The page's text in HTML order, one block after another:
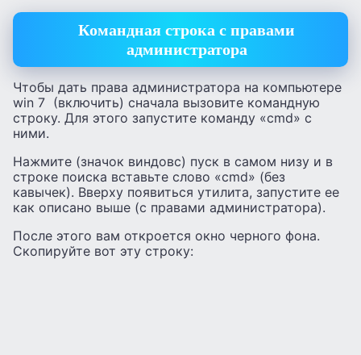
Командная строка с правами
администратора
Чтобы дать права администратора на компьютере
win 7 (включить) сначала вызовите командную
строку. Для этого запустите команду «cmd» с
ними.
Нажмите (значок виндовс) пуск в самом низу и в
строке поиска вставьте слово «cmd» (без
кавычек). Вверху появиться утилита, запустите ее
как описано выше (с правами администратора).
После этого вам откроется окно черного фона.
Скопируйте вот эту строку: